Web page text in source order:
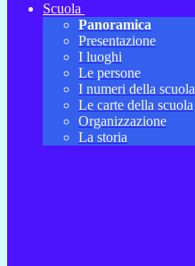
Scuola
Panoramica
Presentazione
I luoghi
Le persone
I numeri della scuola
Le carte della scuola
Organizzazione
La storia